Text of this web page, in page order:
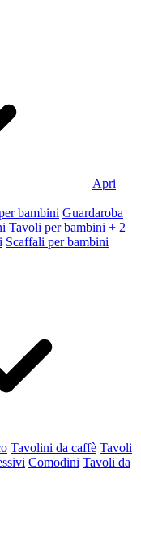
Apri
bambini Guardaroba
Tavoli per bambini + 2
Scaffali per bambini
Tavolini da caffè Tavoli
Comodini Tavoli da